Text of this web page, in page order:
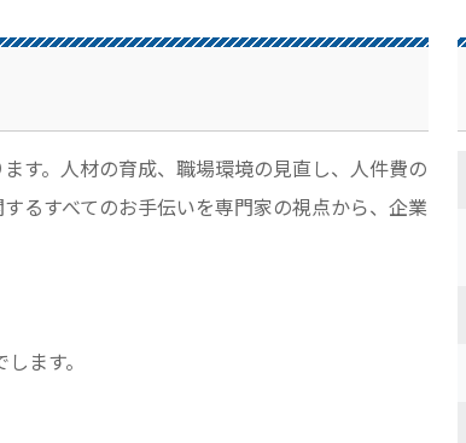
す。人材の育成、職場環境の見直し、人件費の
るすべてのお手伝いを専門家の視点から、企業
ます。